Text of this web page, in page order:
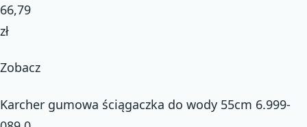
66,79
zł
Zobacz
Karcher gumowa ściągaczka do wody 55cm 6.999-